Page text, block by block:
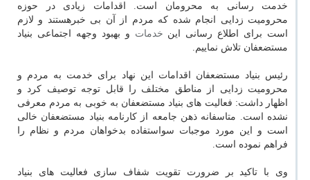
خدمت رسانی به محرومان است. اقدامات زیادی در حوزه
محرومیت زدایی انجام شده كه مردم از آن بی خبرهستند و لازم
است برای اطلاع رسانی این خدمات و بهبود وجهه اجتماعی بنیاد
مستضعفان تلاش نماییم.
رئیس بنیاد مستضعفان اقدامات این نهاد برای خدمت به مردم و
محرومیت زدایی از مناطق مختلف را قابل توجه توصیف كرد و
اظهار داشت: فعالیت های بنیاد مستضعفان به خوبی به مردم معرفی
نشده است. متاسفانه ذهن جامعه از كارنامه بنیاد مستضعفان خالی
است و این مورد موجبات سواستفاده بدخواهان مردم و نظام را
فراهم نموده است.
وی با تاكید بر ضرورت تقویت شفاف سازی فعالیت های بنیاد